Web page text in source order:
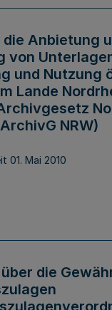
Anbietung
von
und Nutzung
Lande
NRW)
01. Mai 2010
die